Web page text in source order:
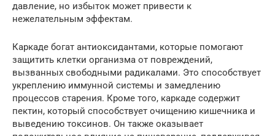
давление, но избыток может привести к
нежелательным эффектам.
Каркаде богат антиоксидантами, которые помогают
защитить клетки организма от повреждений,
вызванных свободными радикалами. Это способствует
укреплению иммунной системы и замедлению
процессов старения. Кроме того, каркаде содержит
пектин, который способствует очищению кишечника и
выведению токсинов. Он также оказывает